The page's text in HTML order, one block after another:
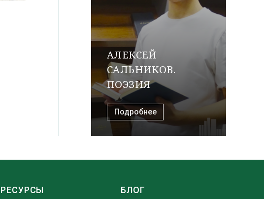
АЛЕКСЕЙ
САЛЬНИКОВ.
ПОЭЗИЯ
Подробнее
РЕСУРСЫ БЛОГ